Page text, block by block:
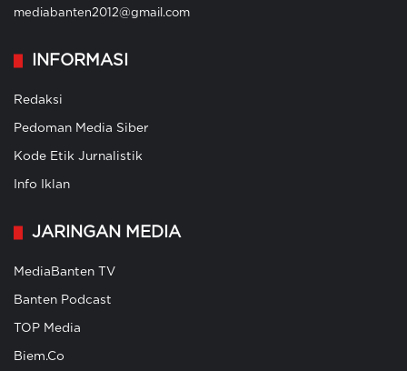
mediabanten2012@gmail.com
INFORMASI
Redaksi
Pedoman Media Siber
Kode Etik Jurnalistik
Info Iklan
JARINGAN MEDIA
MediaBanten TV
Banten Podcast
TOP Media
Biem.Co